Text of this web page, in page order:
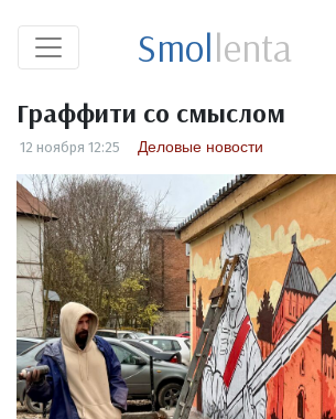
Smollenta
Граффити со смыслом
12 ноября 12:25 Деловые новости